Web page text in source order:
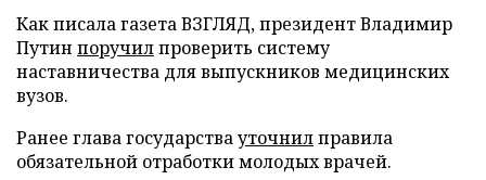
Как писала газета ВЗГЛЯД, президент Владимир
Путин поручилпроверить систему
наставничества для выпускников медицинских
вузов.
Ранее глава государствауточнилправила
обязательной отработки молодых врачей.